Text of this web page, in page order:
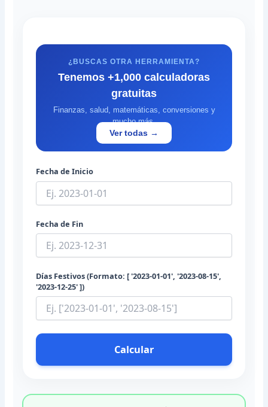
¿BUSCAS OTRA HERRAMIENTA?
Tenemos +1,000 calculadoras
gratuitas
Finanzas, salud, matemáticas, conversiones y
mucho más.
Ver todas →
Fecha de Inicio
Fecha de Fin
Días Festivos (Formato: [ '2023-01-01', '2023-08-15',
'2023-12-25' ])
Calcular